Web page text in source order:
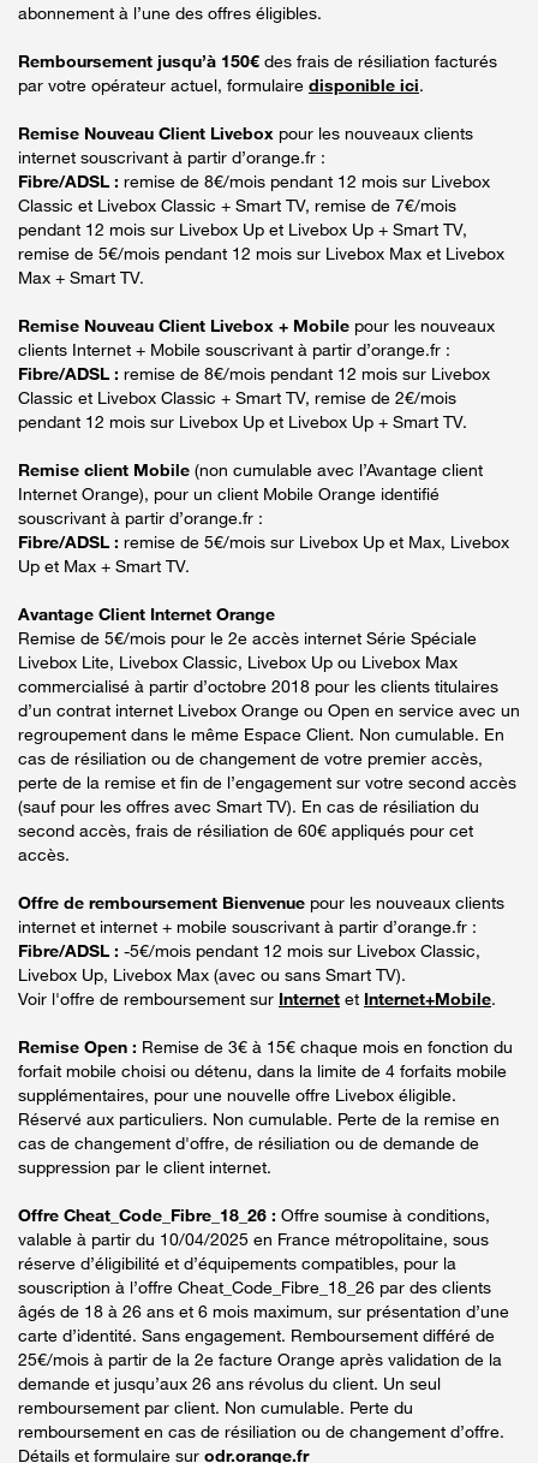
abonnement à l’une des offres éligibles.
Remboursement jusqu’à 150€ des frais de résiliation facturés
par votre opérateur actuel, formulaire disponible ici.
Remise Nouveau Client Livebox pour les nouveaux clients
internet souscrivant à partir d’orange.fr :
Fibre/ADSL : remise de 8€/mois pendant 12 mois sur Livebox
Classic et Livebox Classic + Smart TV, remise de 7€/mois
pendant 12 mois sur Livebox Up et Livebox Up + Smart TV,
remise de 5€/mois pendant 12 mois sur Livebox Max et Livebox
Max + Smart TV.
Remise Nouveau Client Livebox + Mobile pour les nouveaux
clients Internet + Mobile souscrivant à partir d’orange.fr :
Fibre/ADSL : remise de 8€/mois pendant 12 mois sur Livebox
Classic et Livebox Classic + Smart TV, remise de 2€/mois
pendant 12 mois sur Livebox Up et Livebox Up + Smart TV.
Remise client Mobile (non cumulable avec l’Avantage client
Internet Orange), pour un client Mobile Orange identifié
souscrivant à partir d’orange.fr :
Fibre/ADSL : remise de 5€/mois sur Livebox Up et Max, Livebox
Up et Max + Smart TV.
Avantage Client Internet Orange
Remise de 5€/mois pour le 2e accès internet Série Spéciale
Livebox Lite, Livebox Classic, Livebox Up ou Livebox Max
commercialisé à partir d’octobre 2018 pour les clients titulaires
d’un contrat internet Livebox Orange ou Open en service avec un
regroupement dans le même Espace Client. Non cumulable. En
cas de résiliation ou de changement de votre premier accès,
perte de la remise et fin de l’engagement sur votre second accès
(sauf pour les offres avec Smart TV). En cas de résiliation du
second accès, frais de résiliation de 60€ appliqués pour cet
accès.
Offre de remboursement Bienvenue pour les nouveaux clients
internet et internet + mobile souscrivant à partir d’orange.fr :
Fibre/ADSL : -5€/mois pendant 12 mois sur Livebox Classic,
Livebox Up, Livebox Max (avec ou sans Smart TV).
Voir l'offre de remboursement sur Internet et Internet+Mobile.
Remise Open : Remise de 3€ à 15€ chaque mois en fonction du
forfait mobile choisi ou détenu, dans la limite de 4 forfaits mobile
supplémentaires, pour une nouvelle offre Livebox éligible.
Réservé aux particuliers. Non cumulable. Perte de la remise en
cas de changement d'offre, de résiliation ou de demande de
suppression par le client internet.
Offre Cheat_Code_Fibre_18_26 : Offre soumise à conditions,
valable à partir du 10/04/2025 en France métropolitaine, sous
réserve d’éligibilité et d’équipements compatibles, pour la
souscription à l’offre Cheat_Code_Fibre_18_26 par des clients
âgés de 18 à 26 ans et 6 mois maximum, sur présentation d’une
carte d’identité. Sans engagement. Remboursement différé de
25€/mois à partir de la 2e facture Orange après validation de la
demande et jusqu’aux 26 ans révolus du client. Un seul
remboursement par client. Non cumulable. Perte du
remboursement en cas de résiliation ou de changement d’offre.
Détails et formulaire sur odr.orange.fr